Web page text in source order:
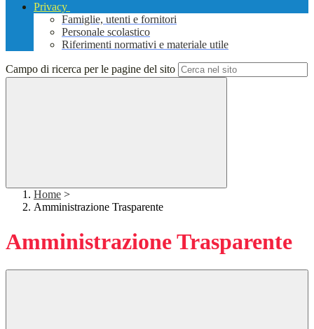
Privacy
Famiglie, utenti e fornitori
Personale scolastico
Riferimenti normativi e materiale utile
Campo di ricerca per le pagine del sito
Home >
Amministrazione Trasparente
Amministrazione Trasparente